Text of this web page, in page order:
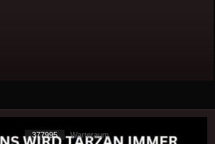
377995
Warteraum